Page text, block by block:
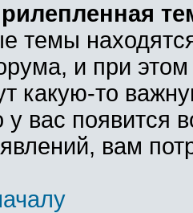
темы
и при
какую-то
у вас появится
вам